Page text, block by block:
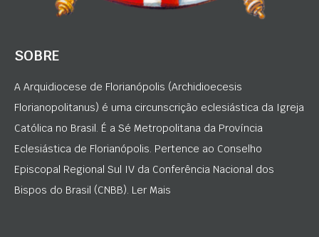
SOBRE
A Arquidiocese de Florianópolis (Archidioecesis
Florianopolitanus) é uma circunscrição eclesiástica da Igreja
Católica no Brasil. É a Sé Metropolitana da Província
Eclesiástica de Florianópolis. Pertence ao Conselho
Episcopal Regional Sul IV da Conferência Nacional dos
Bispos do Brasil (CNBB). Ler Mais